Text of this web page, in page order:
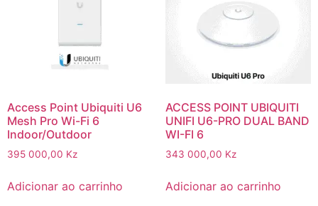
Access Point Ubiquiti U6
Mesh Pro Wi-Fi 6
Indoor/Outdoor
395 000,00 Kz
Adicionar ao carrinho
ACCESS POINT UBIQUITI
UNIFI U6-PRO DUAL BAND
WI-FI 6
343 000,00 Kz
Adicionar ao carrinho